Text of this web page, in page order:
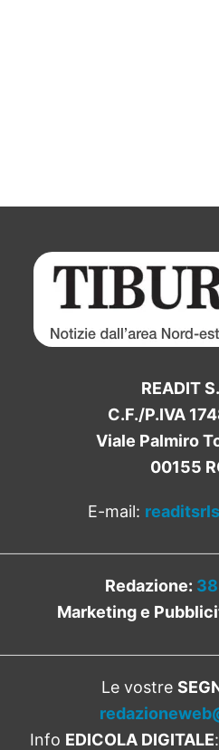
READIT
C.F./P.IVA
Viale Palmiro
00155
E-mail:
Redazione:
Marketing e
Le vostre
Info EDICOLA DIGITALE: